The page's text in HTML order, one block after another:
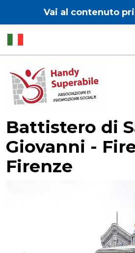
Vai al contenuto
Battistero di
Giovanni -
Firenze